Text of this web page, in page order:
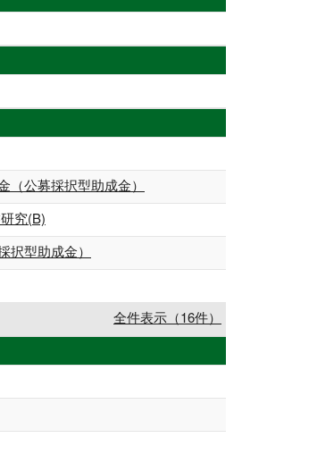
公募採択型助成金）
究(B)
型助成金）
全件表示（16件）